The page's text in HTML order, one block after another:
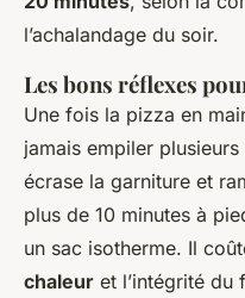
l’achalandage du soir.
Les bons réflexes
Une fois la pizza en
jamais empiler plusieurs
écrase la garniture et
plus de 10 minutes à
un sac isotherme. Il
chaleur et l’intégrité du